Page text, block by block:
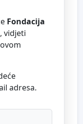
Fondacija
vidjeti
adresa.